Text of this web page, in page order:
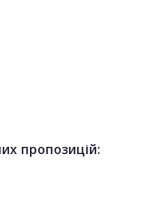
пропозицій: